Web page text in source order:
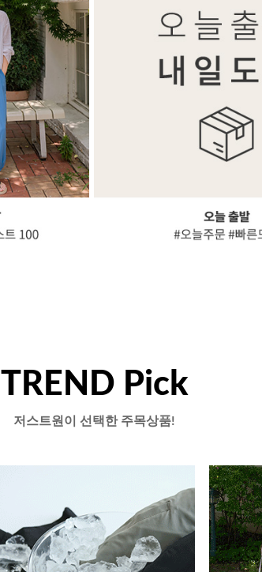
TREND Pick
저스트원이 선택한 주목상품!